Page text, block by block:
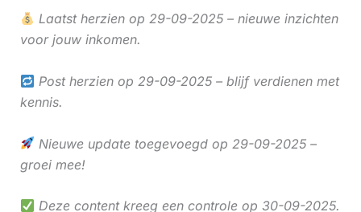
Laatst herzien op 29-09-2025 – nieuwe inzichten
voor jouw inkomen.
Post herzien op 29-09-2025 – blijf verdienen met
kennis.
Nieuwe update toegevoegd op 29-09-2025 –
groei mee!
Deze content kreeg een controle op 30-09-2025.